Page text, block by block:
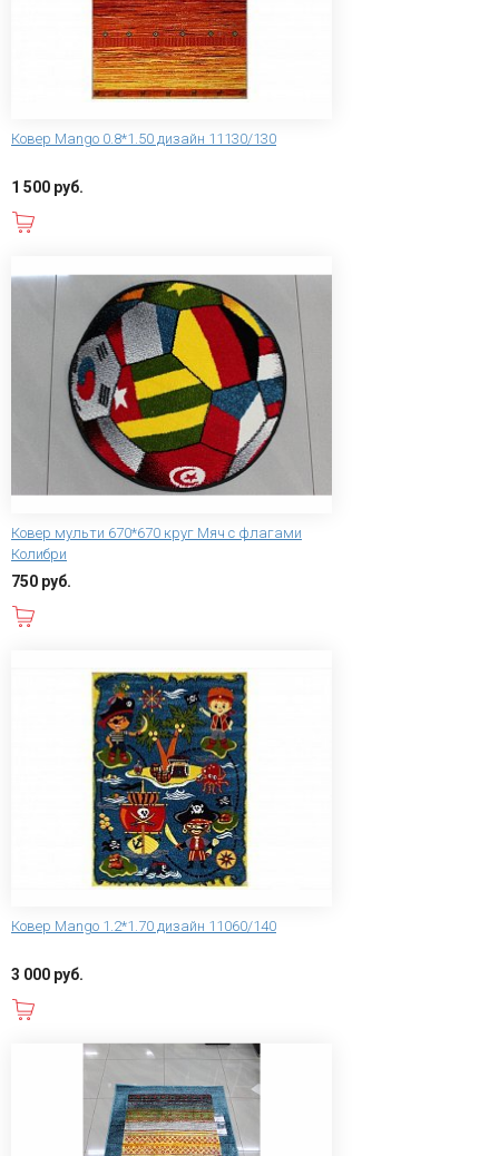
Ковер Mango 0.8*1.50 дизайн 11130/130
1 500 руб.
Ковер мульти 670*670 круг Мяч с флагами
Колибри
750 руб.
Ковер Mango 1.2*1.70 дизайн 11060/140
3 000 руб.